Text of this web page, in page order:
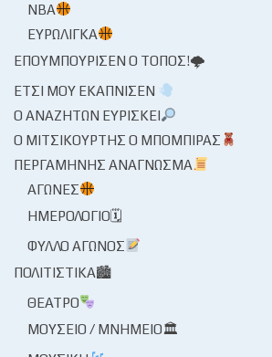
NBA
ΕΥΡΩΛΊΓΚΑ
ΕΠΟΥΜΠΟΎΡΙΣΕΝ Ο ΤΌΠΟΣ!🌩
ΈΤΣΙ ΜΟΥ ΕΚΆΠΝΙΣΕΝ
Ο ΑΝΑΖΗΤΏΝ ΕΥΡΊΣΚΕΙ
Ο ΜΙΤΣΙΚΟΥΡΤΉΣ Ο ΜΠΌΜΠΙΡΑΣ
ΠΕΡΓΑΜΗΝΉΣ ΑΝΆΓΝΩΣΜΑ
ΑΓΏΝΕΣ
ΗΜΕΡΟΛΌΓΙΟ🗓
ΦΎΛΛΟ ΑΓΏΝΟΣ
ΠΟΛΙΤΙΣΤΙΚΆ🏙
ΘΈΑΤΡΟ
ΜΟΥΣΕΊΟ / ΜΝΗΜΕΊΟ🏛